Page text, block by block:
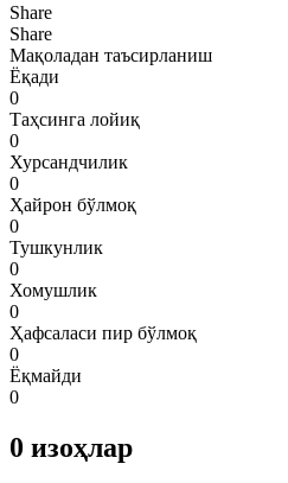
Share
Share
Мақоладан таъсирланиш
Ёқади
0
Таҳсинга лойиқ
0
Хурсандчилик
0
Ҳайрон бўлмоқ
0
Тушкунлик
0
Хомушлик
0
Ҳафсаласи пир бўлмоқ
0
Ёқмайди
0
0 изоҳлар